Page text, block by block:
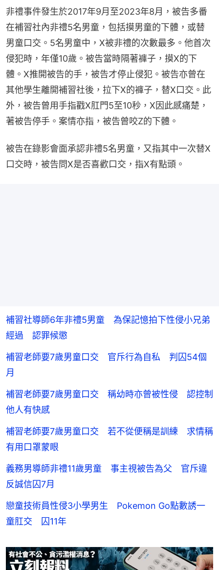
非禮事件發生於2017年9月至2023年8月，被告多番
在補習社內非禮5名男童，包括摸男童的下體，或替
男童口交。5名男童中，X被非禮的次數最多。他首次
侵犯時，年僅10歲。被告當時隔著褲子，摸X的下
體。X推開被告的手，被告才停止侵犯。被告亦曾在
其他學生離開補習社後，拉下X的褲子，替X口交。此
外，被告曾用手指戳X肛門5至10秒，X因此感痛楚，
著被告停手。案情亦指，被告曾咬Z的下體。
被告在錄影會面承認非禮5名男童，又指其中一次替X
口交時，被告問X是否喜歡口交，指X有點頭。
補習社導師6年非禮5男童 為保記憶拍下性侵小兄弟
經過 認罪候懲
補習老師要7歲男童口交 官斥行為自私 判囚54個
月
補習老師要7歲男童口交 稱幼時亦曾被性侵 認控制
他人有快感
補習老師要7歲男童口交 若不從便稱是訓練 求情稱
有用口罩蒙眼
義務男導師非禮11歲男童 事主視被告為父 官斥違
反誠信囚7月
戀童技術員性侵3小學男生 Pokemon Go點數誘一
童肛交 囚11年